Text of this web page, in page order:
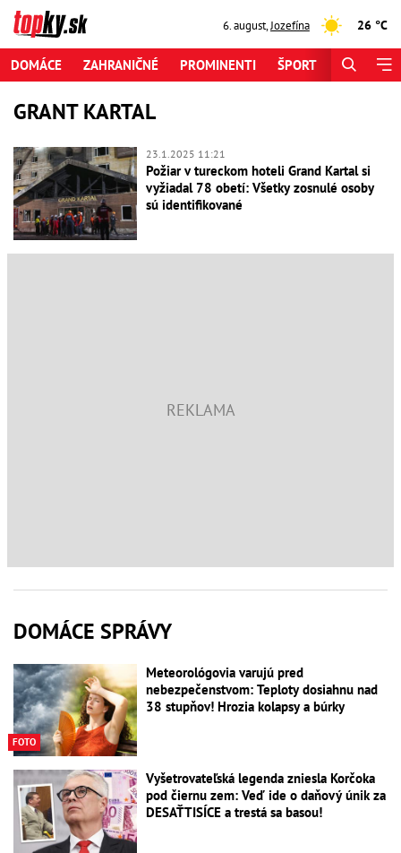
6. august,Jozefína 26 °C
DOMÁCE ZAHRANIČNÉ PROMINENTI ŠPORT
GRANT KARTAL
23.1.2025 11:21
Požiar v tureckom hoteli Grand Kartal si
vyžiadal 78 obetí: Všetky zosnulé osoby
sú identifikované
DOMÁCE SPRÁVY
FOTO
Meteorológovia varujú pred
nebezpečenstvom: Teploty dosiahnu nad
38 stupňov! Hrozia kolapsy a búrky
Vyšetrovateľská legenda zniesla Korčoka
pod čiernu zem: Veď ide o daňový únik za
DESAŤTISÍCE a trestá sa basou!